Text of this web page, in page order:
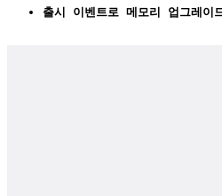
출시 이벤트로 메모리 업그레